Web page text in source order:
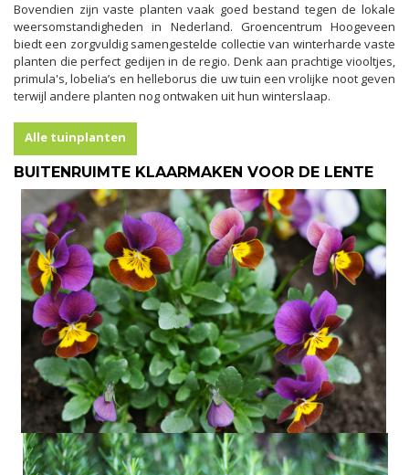
Bovendien zijn vaste planten vaak goed bestand tegen de lokale
weersomstandigheden in Nederland. Groencentrum Hoogeveen
biedt een zorgvuldig samengestelde collectie van winterharde vaste
planten die perfect gedijen in de regio. Denk aan prachtige viooltjes,
primula's, lobelia’s en helleborus die uw tuin een vrolijke noot geven
terwijl andere planten nog ontwaken uit hun winterslaap.
Alle tuinplanten
BUITENRUIMTE KLAARMAKEN VOOR DE LENTE